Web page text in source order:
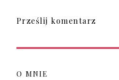
Prześlij komentarz
O MNIE